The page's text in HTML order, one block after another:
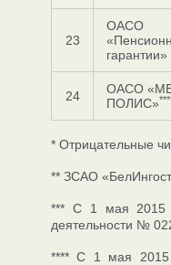
23
ОАСО
гарантии»
24
ОАСО
ПОЛИС»
* Отрицательные
** ЗСАО
*** С 1 мая 2015
деятельности №
**** С 1 мая 2015